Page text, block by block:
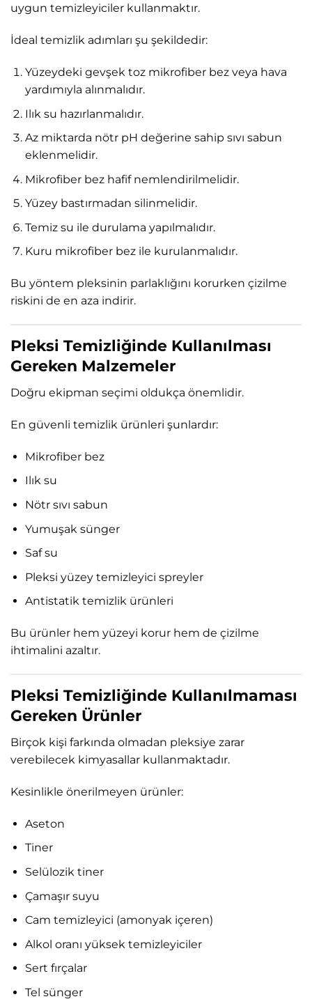
uygun temizleyiciler kullanmaktır.
İdeal temizlik adımları şu şekildedir:
Yüzeydeki gevşek toz mikrofiber bez veya hava
yardımıyla alınmalıdır.
Ilık su hazırlanmalıdır.
Az miktarda nötr pH değerine sahip sıvı sabun
eklenmelidir.
Mikrofiber bez hafif nemlendirilmelidir.
Yüzey bastırmadan silinmelidir.
Temiz su ile durulama yapılmalıdır.
Kuru mikrofiber bez ile kurulanmalıdır.
Bu yöntem pleksinin parlaklığını korurken çizilme
riskini de en aza indirir.
Pleksi Temizliğinde Kullanılması
Gereken Malzemeler
Doğru ekipman seçimi oldukça önemlidir.
En güvenli temizlik ürünleri şunlardır:
Mikrofiber bez
Ilık su
Nötr sıvı sabun
Yumuşak sünger
Saf su
Pleksi yüzey temizleyici spreyler
Antistatik temizlik ürünleri
Bu ürünler hem yüzeyi korur hem de çizilme
ihtimalini azaltır.
Pleksi Temizliğinde Kullanılmaması
Gereken Ürünler
Birçok kişi farkında olmadan pleksiye zarar
verebilecek kimyasallar kullanmaktadır.
Kesinlikle önerilmeyen ürünler:
Aseton
Tiner
Selülozik tiner
Çamaşır suyu
Cam temizleyici (amonyak içeren)
Alkol oranı yüksek temizleyiciler
Sert fırçalar
Tel sünger